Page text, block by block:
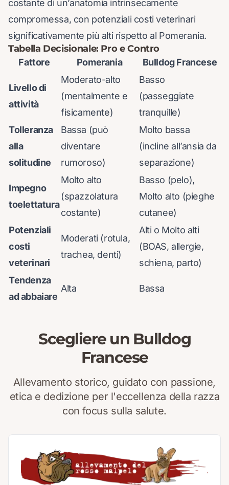
costante di un’anatomia intrinsecamente
compromessa, con potenziali costi veterinari
significativamente più alti rispetto al Pomerania.
Tabella Decisionale: Pro e Contro
Fattore Pomerania Bulldog Francese
Livello di
attività
Moderato-alto
(mentalmente e
fisicamente)
Basso
(passeggiate
tranquille)
Tolleranza
alla
solitudine
Bassa (può
diventare
rumoroso)
Molto bassa
(incline all’ansia da
separazione)
Impegno
toelettatura
Molto alto
(spazzolatura
costante)
Basso (pelo),
Molto alto (pieghe
cutanee)
Potenziali
costi
veterinari
Moderati (rotula,
trachea, denti)
Alti o Molto alti
(BOAS, allergie,
schiena, parto)
Tendenza
ad abbaiare
Alta Bassa
Scegliere un Bulldog
Francese
Allevamento storico, guidato con passione,
etica e dedizione per l'eccellenza della razza
con focus sulla salute.